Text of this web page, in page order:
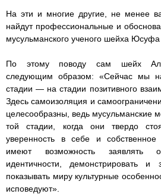
u
l
i
m
d
u
l
i
m
_
e
u
l
i
m
f
На эти и многие другие, не менее
найдут профессиональные и
мусульманского ученого шейха Юсуфа
По этому поводу сам шейх Аль-
следующим образом: «Сейчас мы
стадии — на стадии позитивного
Здесь самоизоляция и
целесообразны, ведь мусульманские
той стадии, когда они твердо
уверенность в себе и собственное
имеют возможность заявлять
идентичности, демонстрировать
показывать миру культурные
исповедуют».